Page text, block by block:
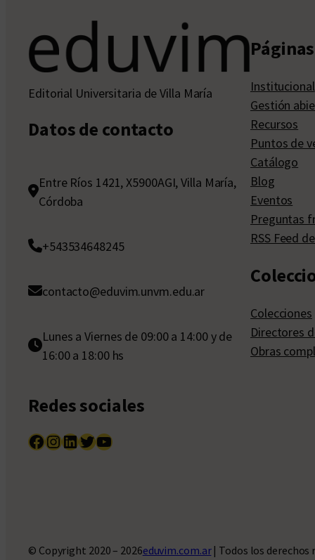
Editorial Universitaria de Villa María
Datos de contacto
Entre Ríos 1421, X5900AGI, Villa María,
Córdoba
+543534648245
contacto@eduvim.unvm.edu.ar
Lunes a Viernes de 09:00 a 14:00 y de
16:00 a 18:00 hs
Redes sociales
Facebook InstagramLinkedIn Twitter YouTube
Institucional
Gestión
Recursos
Puntos de
Catálogo
Blog
Eventos
Preguntas
RSS Feed
Colecciones
Directores
Obras
© Copyright 2020 – 2026eduvim.com.ar| Todos los derechos